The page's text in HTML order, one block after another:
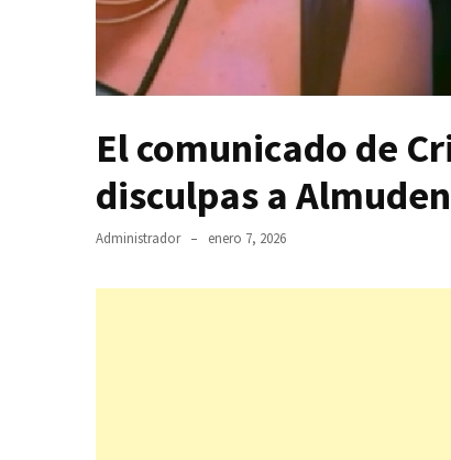
El comunicado de
disculpas a
Administrador enero 7, 2026